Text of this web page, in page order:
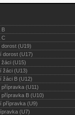
B
C
dorost (U19)
dorost (U17)
žáci (U15)
žáci (U13)
žáci B (U12)
přípravka (U11)
přípravka B (U10)
přípravka (U9)
(U7)